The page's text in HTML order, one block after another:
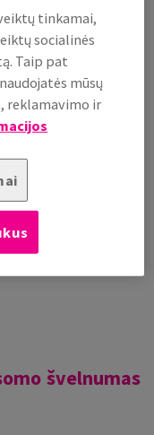
Film“ asortimento
aksominio
spalvų kolekcija.
matinis paviršius
interjero
švelnumas
tinkamai,
socialinės
Taip pat
mūsų
reklamavimo ir